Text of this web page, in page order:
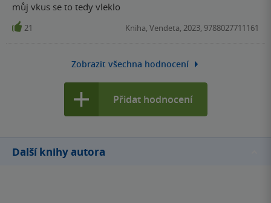
můj vkus se to tedy vleklo
21 Kniha, Vendeta, 2023, 9788027711161
Zobrazit všechna hodnocení
Přidat hodnocení
Další knihy autora